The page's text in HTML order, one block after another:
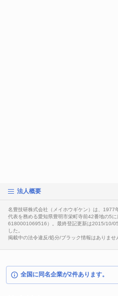
法人概要
名豊技研株式会社（メイホウギケン）は、1977
代表を務める愛知県豊明市栄町寺前42番地の5
6180001069516）。最終登記更新は2015/10/
した。
掲載中の法令違反/処分/ブラック情報はありませ
全国に同名企業が2件あります。